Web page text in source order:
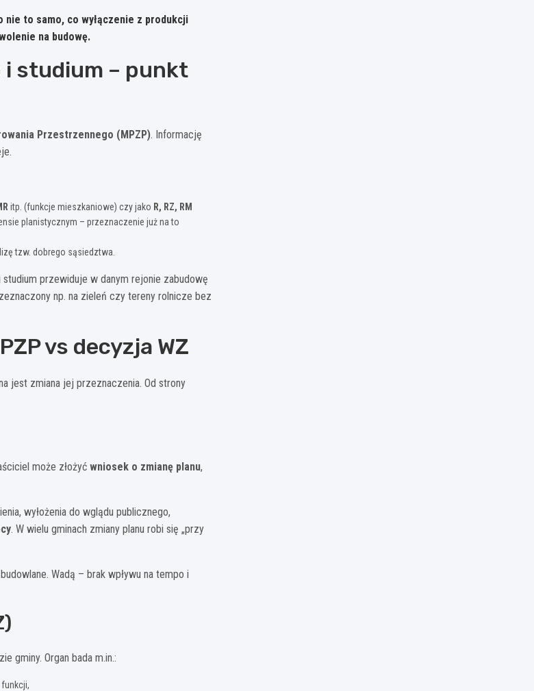
nie to samo, co wyłączenie z produkcji
na budowę.
i studium – punkt
Przestrzennego (MPZP). Informację
itp. (funkcje mieszkaniowe) czy jako R, RZ, RM
planistycznym – przeznaczenie już na to
tzw. dobrego sąsiedztwa.
studium przewiduje w danym rejonie zabudowę
np. na zieleń czy tereny rolnicze bez
vs decyzja WZ
jest zmiana jej przeznaczenia. Od strony
może złożyć wniosek o zmianę planu,
wyłożenia do wglądu publicznego,
. W wielu gminach zmiany planu robi się „przy
Wadą – brak wpływu na tempo i
gminy. Organ bada m.in.: